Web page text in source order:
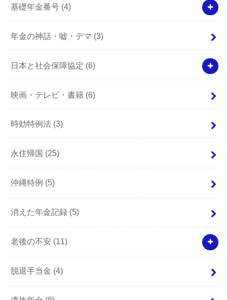
基礎年金番号 (4)
年金の神話・嘘・デマ (3)
日本と社会保障協定 (6)
映画・テレビ・書籍 (6)
時効特例法 (3)
永住帰国 (25)
沖縄特例 (5)
消えた年金記録 (5)
老後の不安 (11)
脱退手当金 (4)